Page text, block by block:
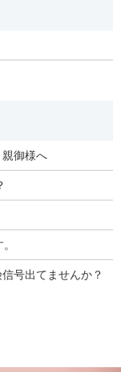
御様へ
号出てませんか？